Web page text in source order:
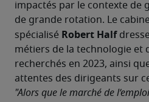
impactés par le contexte de
de grande rotation. Le
spécialisé Robert Half
métiers de la technologie et
recherchés en 2023, ainsi
attentes des dirigeants sur
"Alors que le marché de